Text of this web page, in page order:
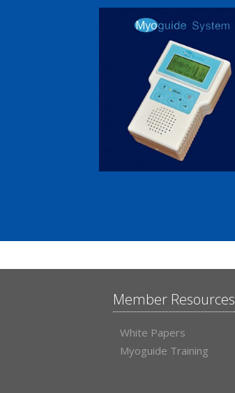
Member Resources
White Papers
Myoguide Training